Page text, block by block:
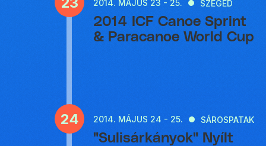
2014. MÁJUS 23 - 25. SZEGED
2014 ICF Canoe Sprint
& Paracanoe World Cup
24 2014. MÁJUS 24 - 25. SÁROSPATAK
"Sulisárkányok" Nyílt